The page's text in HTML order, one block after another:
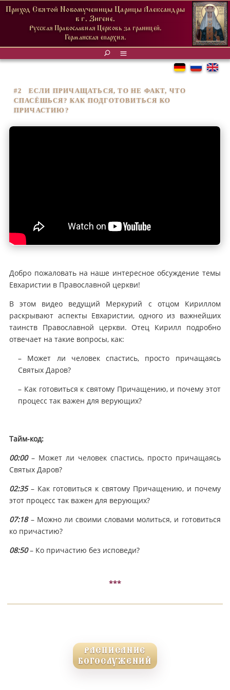
Приход Святой Новомученицы Царицы Александры
в г. Зигене.
Русская Православная Церковь за границей.
Германская епархия.
#2 ЕСЛИ ПРИЧАЩАТЬСЯ, ТО НЕ ФАКТ, ЧТО
СПАСЁШЬСЯ? КАК ПОДГОТОВИТЬСЯ КО
ПРИЧАСТИЮ?
РАСПИСАНИЕ
БОГОСЛУЖЕНИЙ
Добро пожаловать на наше интересное обсуждение темы
Евхаристии в Православной церкви!
В этом видео ведущий Меркурий с отцом Кириллом
раскрывают аспекты Евхаристии, одного из важнейших
таинств Православной церкви. Отец Кирилл подробно
отвечает на такие вопросы, как:
– Может ли человек спастись, просто причащаясь
Святых Даров?
– Как готовиться к святому Причащению, и почему этот
процесс так важен для верующих?
Тайм-код:
00:00– Может ли человек спастись, просто причащаясь
Святых Даров?
02:35– Как готовиться к святому Причащению, и почему
этот процесс так важен для верующих?
07:18– Можно ли своими словами молиться, и готовиться
ко причастию?
08:50– Ко причастию без исповеди?
***